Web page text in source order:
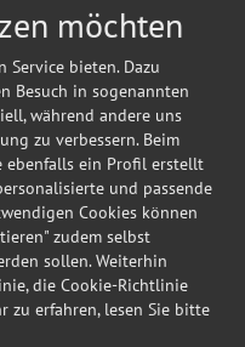
Vectra C Caravan Edition
Vectra C Caravan Edition
Vectra C Caravan Edition
V 70 Kombi 2.4 D
V 70 Kombi
V 70 Kombi 2.4 D
möchten
bieten. Dazu
Besuch in sogenannten
während andere uns
zu verbessern. Beim
ebenfalls ein Profil erstellt
und passende
Cookies können
zudem selbst
sollen. Weiterhin
die Cookie-Richtlinie
zu erfahren, lesen Sie bitte